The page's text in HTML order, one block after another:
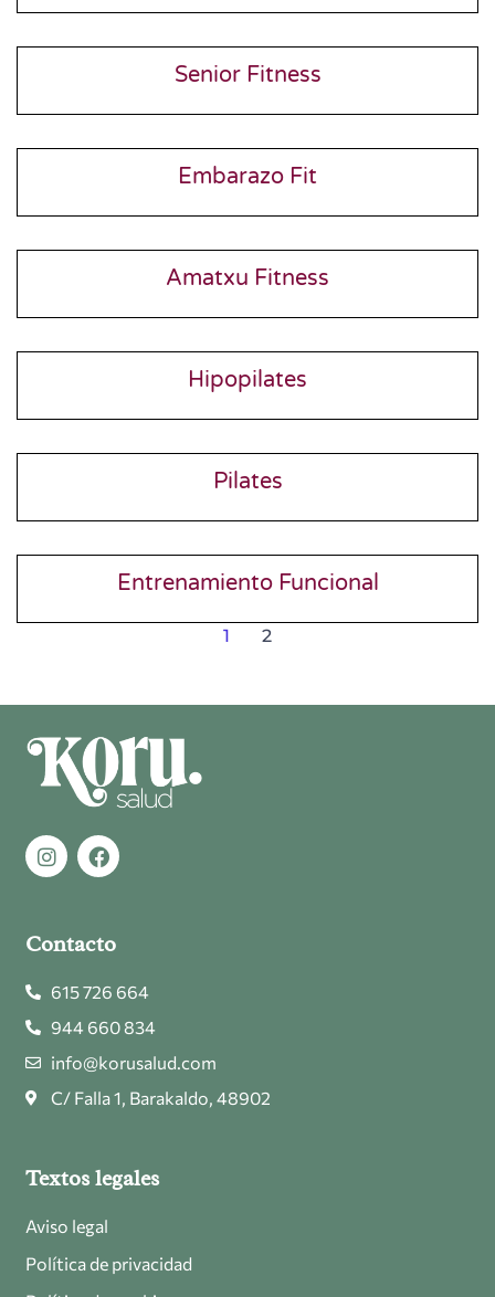
Senior Fitness
Embarazo Fit
Amatxu Fitness
Hipopilates
Pilates
Entrenamiento Funcional
1 2
Contacto
615 726 664
944 660 834
info@korusalud.com
C/ Falla 1, Barakaldo, 48902
Textos legales
Aviso legal
Política de privacidad